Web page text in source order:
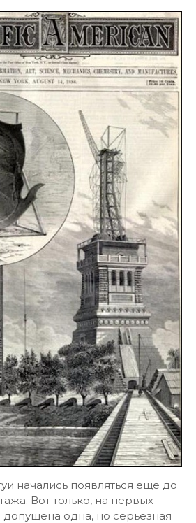
начались появляться еще до
Вот только, на первых
одна, но серьезная